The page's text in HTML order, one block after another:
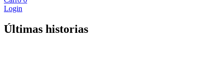
Login
Últimas historias